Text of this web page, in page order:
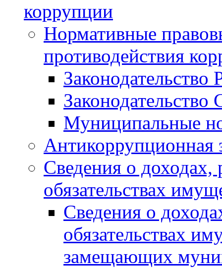
коррупции
Нормативные
противодействия
Законодательство
Муниципальные
Антикоррупционная
Сведения о доходах,
обязательствах
Сведения о
обязательствах
замещающих